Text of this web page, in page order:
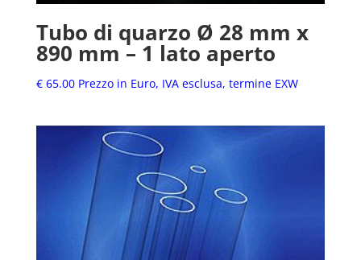
Tubo di quarzo Ø 28 mm x
890 mm – 1 lato aperto
€65.00 Prezzo in Euro, IVA esclusa, termine EXW